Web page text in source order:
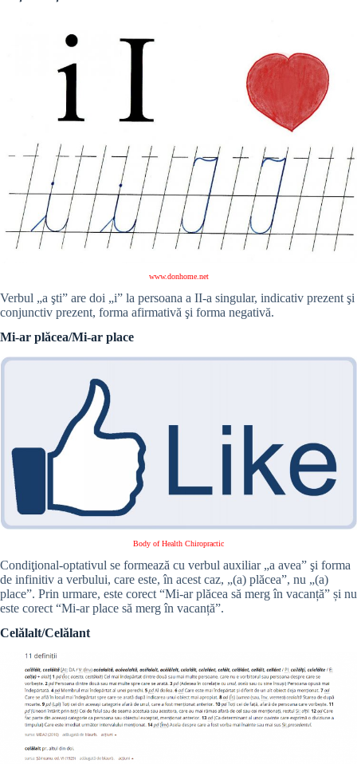
www.donhome.net
Verbul „a şti” are doi „i” la persoana a II-a singular, indicativ prezent şi
conjunctiv prezent, forma afirmativă şi forma negativă.
Mi-ar plăcea/Mi-ar place
Body of Health Chiropractic
Condiţional-optativul se formează cu verbul auxiliar „a avea” şi forma
de infinitiv a verbului, care este, în acest caz, „(a) plăcea”, nu „(a)
place”. Prin urmare, este corect “Mi-ar plăcea să merg în vacanță” și nu
este corect “Mi-ar place să merg în vacanță”.
Celălalt/Celălant